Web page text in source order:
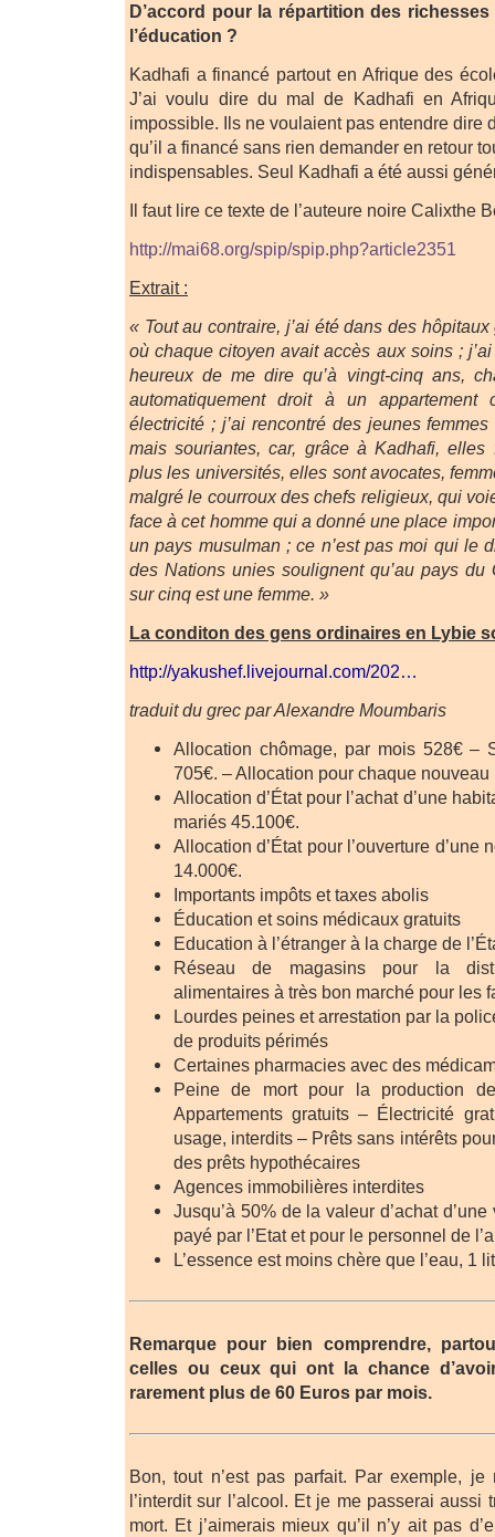
D’accord pour la répartition des richesses
l’éducation ?
Kadhafi a financé partout en Afrique des
J’ai voulu dire du mal de Kadhafi en
impossible. Ils ne voulaient pas entendre dire
qu’il a financé sans rien demander en retour
indispensables. Seul Kadhafi a été aussi
Il faut lire ce texte de l’auteure noire Calixthe
http://mai68.org/spip/spip.php?article2351
Extrait :
« Tout au contraire, j’ai été dans des
où chaque ci­toyen avait accès aux soins ;
heureux de me dire qu’à vingt-cinq ans,
automatiquement droit à un
électricité ; j’ai rencontré des jeunes
mais souriantes, car, grâce à Kadhafi, elles
plus les universités, elles sont avocates,
mal­gré le courroux des chefs religieux, qui
face à cet homme qui a donné une place
un pays musulman ; ce n’est pas moi qui le
des Nations unies soulignent qu’au pays du
sur cinq est une femme. »
La conditon des gens ordinaires en Lybie
http://yakushef.livejournal.com/202…
traduit du grec par Alexandre Moumbaris
Allocation chômage, par mois 528€ –
705€. – Allocation pour chaque nouveau
Allocation d’État pour l’achat d’une
mariés 45.100€.
Allocation d’État pour l’ouverture d’une
14.000€.
Importants impôts et taxes abolis
Éducation et soins médicaux gratuits
Education à l’étranger à la charge de
Réseau de magasins pour la
alimentaires à très bon marché pour les
Lourdes peines et arrestation par la
de produits périmés
Certaines pharmacies avec des
Peine de mort pour la production
Appartements gratuits – Électricité
usage, interdits – Prêts sans intérêts
des prêts hypothécaires
Agences immobilières interdites
Jusqu’à 50% de la valeur d’achat
payé par l’Etat et pour le personnel de
L’essence est moins chère que l’eau, 1
Remarque pour bien comprendre,
celles ou ceux qui ont la chance
rarement plus de 60 Euros par mois.
Bon, tout n’est pas parfait. Par exemple,
l’interdit sur l’alcool. Et je me passerai
mort. Et j’aimerais mieux qu’il n’y ait pas